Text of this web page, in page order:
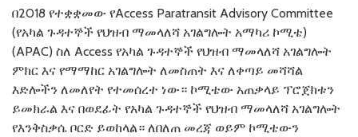
በ2018 የተቋቋመው የAccess Paratransit Advisory Committee
(የአካል ጉዳተኞች የህዝብ ማመላለሻ አገልግሎት አማካሪ ኮሚቴ)
(APAC) ስለ Access የአካል ጉዳተኞች የህዝብ ማመላለሻ አገልግሎት
ምክር እና የማማከር አገልግሎት ለመስጠት እና ለቀጣይ መሻሻል
እድሎችን ለመለየት የተመሰረተ ነው። ኮሚቴው አጠቃላይ ፕሮጀክቱን
ይመክራል እና በወደፊት የአካል ጉዳተኞች የህዝብ ማመላለሻ አገልግሎት
የእንቅስቃሴ ቦርድ ይወከላል። ለበለጠ መረጃ ወይም ኮሚቴውን